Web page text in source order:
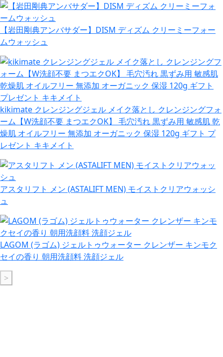
【岩田剛典アンバサダー】DISM ディズム クリーミーフォー
ムウォッシュ
kikimate クレンジングジェル メイク落とし クレンジングフォ
ーム【W洗顔不要 まつエクOK】 毛穴汚れ 黒ずみ用 敏感肌 乾
燥肌 オイルフリー 無添加 オーガニック 保湿 120g ギフト プ
レゼント キキメイト
アスタリフト メン (ASTALIFT MEN) モイストクリアウォッシ
ュ
LAGOM (ラゴム) ジェルトゥウォーター クレンザー キンモク
セイの香り 朝用洗顔料 洗顔ジェル
>